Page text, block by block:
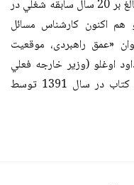
بين‌الملل در مقطع كارشناسي‌ارشد است و بالغ بر 20 سال سابقه شغلي در
هم اكنون كارشناس مسائل
«عمق راهبردی، موقعیت
اوغلو (وزير خارجه فعلي
تركيه) به فارسي ترجمه كرده است. اين كتاب در سال 1391 توسط